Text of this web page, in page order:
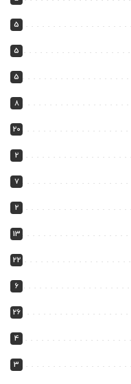
5
5
5
8
20
2
7
2
13
22
6
26
4
3